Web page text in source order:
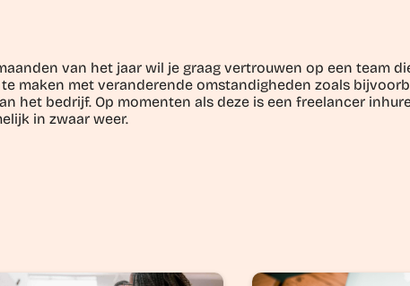
van het jaar wil je graag vertrouwen op een team
maken met veranderende omstandigheden zoals
het bedrijf. Op momenten als deze is een freelancer
in zwaar weer.